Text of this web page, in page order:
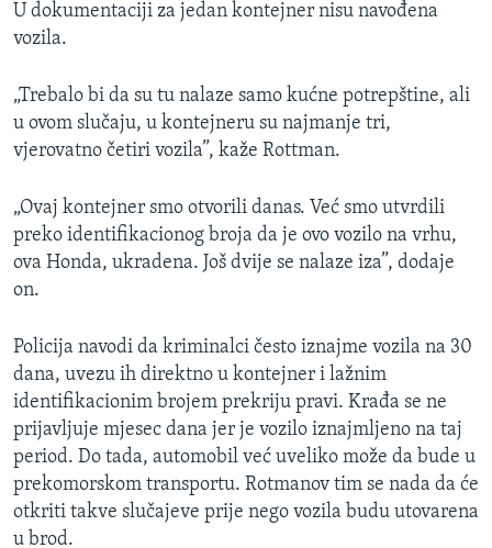
U dokumentaciji za jedan kontejner nisu navođena
vozila.
„Trebalo bi da su tu nalaze samo kućne potrepštine, ali
u ovom slučaju, u kontejneru su najmanje tri,
vjerovatno četiri vozila”, kaže Rottman.
„Ovaj kontejner smo otvorili danas. Već smo utvrdili
preko identifikacionog broja da je ovo vozilo na vrhu,
ova Honda, ukradena. Još dvije se nalaze iza”, dodaje
on.
Policija navodi da kriminalci često iznajme vozila na 30
dana, uvezu ih direktno u kontejner i lažnim
identifikacionim brojem prekriju pravi. Krađa se ne
prijavljuje mjesec dana jer je vozilo iznajmljeno na taj
period. Do tada, automobil već uveliko može da bude u
prekomorskom transportu. Rotmanov tim se nada da će
otkriti takve slučajeve prije nego vozila budu utovarena
u brod.